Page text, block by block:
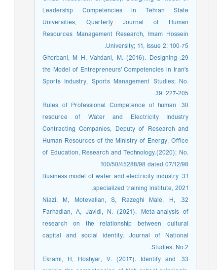
Leadership Competencies in Tehran State
Universities, Quarterly Journal of Human
Resources Management Research, Imam Hossein
University; 11, Issue 2: 100-75.
29. Ghorbani, M H, Vahdani, M. (2016). Designing
the Model of Entrepreneurs' Competencies in Iran's
Sports Industry, Sports Management Studies; No.
39: 227-205.
30. Rules of Professional Competence of human
resource of Water and Electricity Industry
Contracting Companies, Deputy of Research and
Human Resources of the Ministry of Energy, Office
of Education, Research and Technology.(2020); No.
100/50/45288/98 dated 07/12/98
31. Business model of water and electricity industry
specialized training institute, 2021.
32. Niazi, M, Motevalian, S, Razeghi Male, H,
Farhadian, A, Javidi, N. (2021). Meta-analysis of
research on the relationship between cultural
capital and social identity. Journal of National
Studies; No.2.
33. Ekrami, H, Hoshyar, V. (2017). Identify and